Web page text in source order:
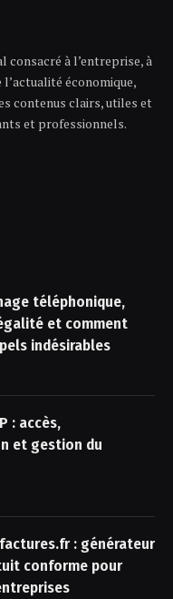
consacré à l’entreprise, à
l’actualité économique,
contenus clairs, utiles et
et professionnels.
téléphonique,
et comment
indésirables
: accès,
et gestion du
: générateur
conforme pour